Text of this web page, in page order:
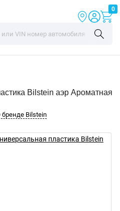
0
Bilstein аэр Ароматная
бренде Bilstein